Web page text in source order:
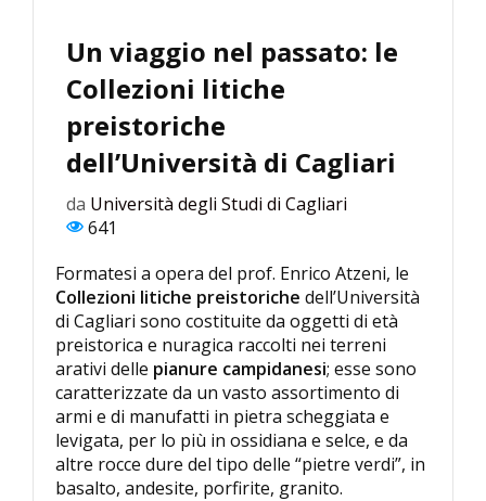
Un viaggio nel passato: le
Collezioni litiche
preistoriche
dell’Università di Cagliari
da Università degli Studi di Cagliari
641
Formatesi a opera del prof. Enrico Atzeni, le
Collezioni litiche preistoriche dell’Università
di Cagliari sono costituite da oggetti di età
preistorica e nuragica raccolti nei terreni
arativi delle pianure campidanesi; esse sono
caratterizzate da un vasto assortimento di
armi e di manufatti in pietra scheggiata e
levigata, per lo più in ossidiana e selce, e da
altre rocce dure del tipo delle “pietre verdi”, in
basalto, andesite, porfirite, granito.